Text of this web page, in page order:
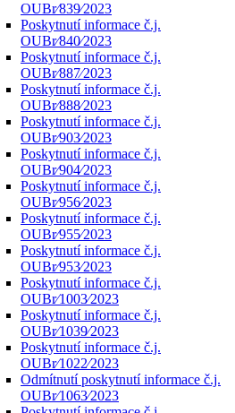
OUBr⁄839⁄2023
Poskytnutí informace č.j.
OUBr⁄840⁄2023
Poskytnutí informace č.j.
OUBr⁄887⁄2023
Poskytnutí informace č.j.
OUBr⁄888⁄2023
Poskytnutí informace č.j.
OUBr⁄903⁄2023
Poskytnutí informace č.j.
OUBr⁄904⁄2023
Poskytnutí informace č.j.
OUBr⁄956⁄2023
Poskytnutí informace č.j.
OUBr⁄955⁄2023
Poskytnutí informace č.j.
OUBr⁄953⁄2023
Poskytnutí informace č.j.
OUBr⁄1003⁄2023
Poskytnutí informace č.j.
OUBr⁄1039⁄2023
Poskytnutí informace č.j.
OUBr⁄1022⁄2023
Odmítnutí poskytnutí informace č.j.
OUBr⁄1063⁄2023